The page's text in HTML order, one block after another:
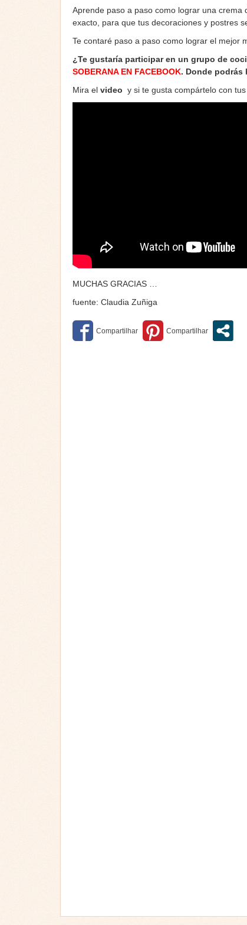
Aprende paso a paso como lograr una
exacto, para que tus decoraciones y postres
Te contaré paso a paso como lograr el mejor
¿Te gustaría participar en un grupo de
SOBERANA EN FACEBOOK. Donde podrás
Mira el video y si te gusta compártelo con
MUCHAS GRACIAS …
fuente: Claudia Zuñiga